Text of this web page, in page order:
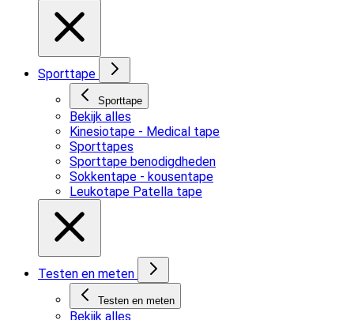
Sporttape
Sporttape
Bekijk alles
Kinesiotape - Medical tape
Sporttapes
Sporttape benodigdheden
Sokkentape - kousentape
Leukotape Patella tape
Testen en meten
Testen en meten
Bekijk alles